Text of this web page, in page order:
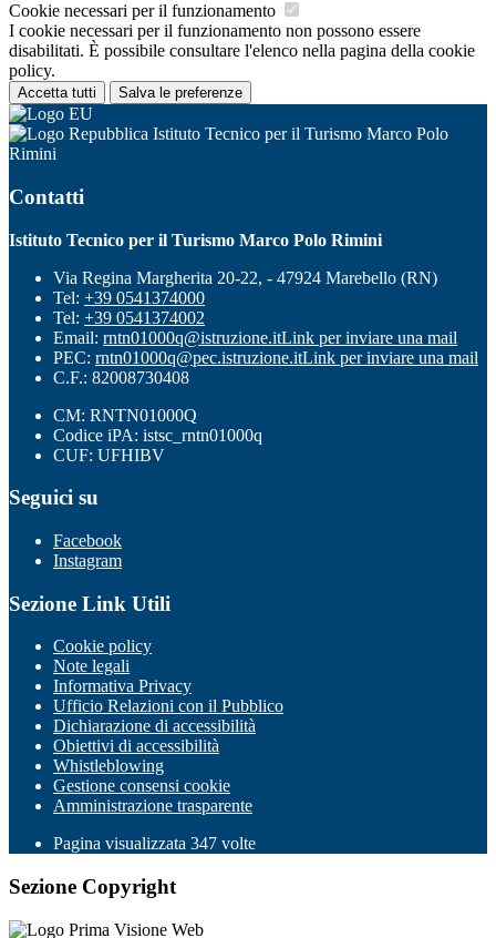
Cookie necessari per il funzionamento
I cookie necessari per il funzionamento non possono essere
disabilitati. È possibile consultare l'elenco nella pagina della cookie
policy.
Accetta tutti Salva le preferenze
Istituto Tecnico per il Turismo Marco Polo
Rimini
Contatti
Istituto Tecnico per il Turismo Marco Polo Rimini
Via Regina Margherita 20-22, - 47924 Marebello (RN)
Tel: +39 0541374000
Tel: +39 0541374002
Email: rntn01000q@istruzione.itLink per inviare una mail
PEC: rntn01000q@pec.istruzione.itLink per inviare una mail
C.F.: 82008730408
CM: RNTN01000Q
Codice iPA: istsc_rntn01000q
CUF: UFHIBV
Seguici su
Facebook
Instagram
Sezione Link Utili
Cookie policy
Note legali
Informativa Privacy
Ufficio Relazioni con il Pubblico
Dichiarazione di accessibilità
Obiettivi di accessibilità
Whistleblowing
Gestione consensi cookie
Amministrazione trasparente
Pagina visualizzata 347 volte
Sezione Copyright